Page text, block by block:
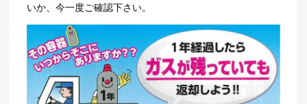
いか、今一度ご確認下さい。